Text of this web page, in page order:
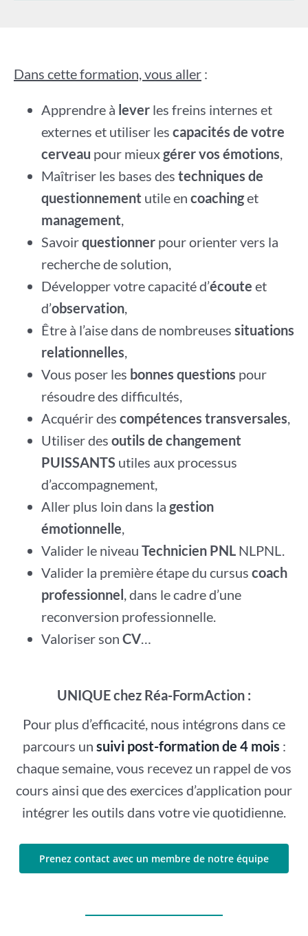
Dans cette formation, vous aller:
Apprendre à leverles freins internes et
externes et utiliser les capacités de votre
cerveau pour mieuxgérer vos émotions,
Maîtriser les bases des techniques de
questionnement utile en coachinget
management,
Savoirquestionnerpour orienter vers la
recherche de solution,
Développer votre capacité d’écoute et
d’observation,
Être à l’aise dans de nombreuses situations
relationnelles,
Vous poser les bonnes questions pour
résoudre des difficultés,
Acquérir des compétences transversales,
Utiliser des outils de changement
PUISSANTS utiles aux processus
d’accompagnement,
Aller plus loin dans la gestion
émotionnelle,
Valider le niveau Technicien PNLNLPNL.
Valider la première étape du cursus coach
professionnel, dans le cadre d’une
reconversion professionnelle.
Valoriser son CV…
UNIQUE chez Réa-FormAction :
Pour plus d’efficacité, nous intégrons dans ce
parcours un suivi post-formation de 4 mois :
chaque semaine, vous recevez un rappel de vos
cours ainsi que des exercices d’application pour
intégrer les outils dans votre vie quotidienne.
Prenez contact avec un membre de notre équipe